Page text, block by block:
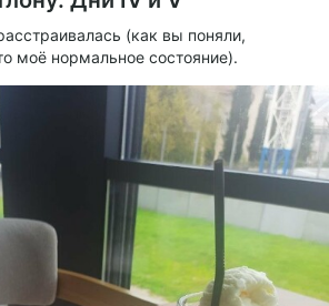
(как вы поняли,
моё нормальное состояние).